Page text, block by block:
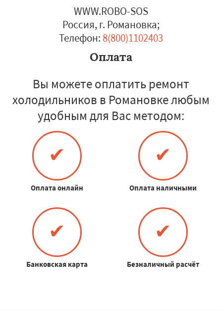
WWW.ROBO-SOS
Россия, г. Романовка;
Телефон: 8(800)1102403
Оплата
Вы можете оплатить ремонт
холодильников в Романовке любым
удобным для Вас методом:
✔
Оплата онлайн
✔
Оплата наличными
✔
Банковская карта
✔
Безналичный расчёт